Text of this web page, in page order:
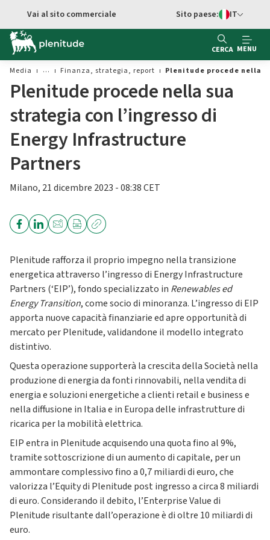
Vai al contenuto principale
Vai al sito commerciale
Switch di
Sito paese: IT
CERCA MENU
Media Finanza, strategia, report Plenitude procede nella
Plenitude procede nella sua
strategia con l’ingresso di
Energy Infrastructure
Partners
Milano, 21 dicembre 2023 - 08:38 CET
Plenitude rafforza il proprio impegno nella transizione
energetica attraverso l’ingresso di Energy Infrastructure
Partners (‘EIP’), fondo specializzato in Renewables ed
Energy Transition, come socio di minoranza. L’ingresso di EIP
apporta nuove capacità finanziarie ed apre opportunità di
mercato per Plenitude, validandone il modello integrato
distintivo.
Questa operazione supporterà la crescita della Società nella
produzione di energia da fonti rinnovabili, nella vendita di
energia e soluzioni energetiche a clienti retail e business e
nella diffusione in Italia e in Europa delle infrastrutture di
ricarica per la mobilità elettrica.
EIP entra in Plenitude acquisendo una quota fino al 9%,
tramite sottoscrizione di un aumento di capitale, per un
ammontare complessivo fino a 0,7 miliardi di euro, che
valorizza l’Equity di Plenitude post ingresso a circa 8 miliardi
di euro. Considerando il debito, l’Enterprise Value di
Plenitude risultante dall’operazione è di oltre 10 miliardi di
euro.